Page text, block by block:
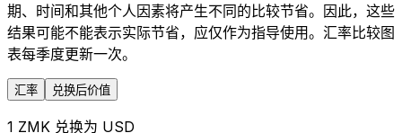
期、时间和其他个人因素将产生不同的比较节省。因此，这些
结果可能不能表示实际节省，应仅作为指导使用。汇率比较图
表每季度更新一次。
汇率 兑换后价值
1 ZMK 兑换为 USD